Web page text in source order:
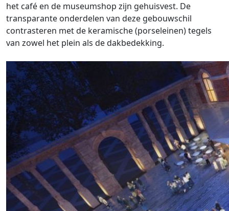
het café en de museumshop zijn gehuisvest. De
transparante onderdelen van deze gebouwschil
contrasteren met de keramische (porseleinen) tegels
van zowel het plein als de dakbedekking.